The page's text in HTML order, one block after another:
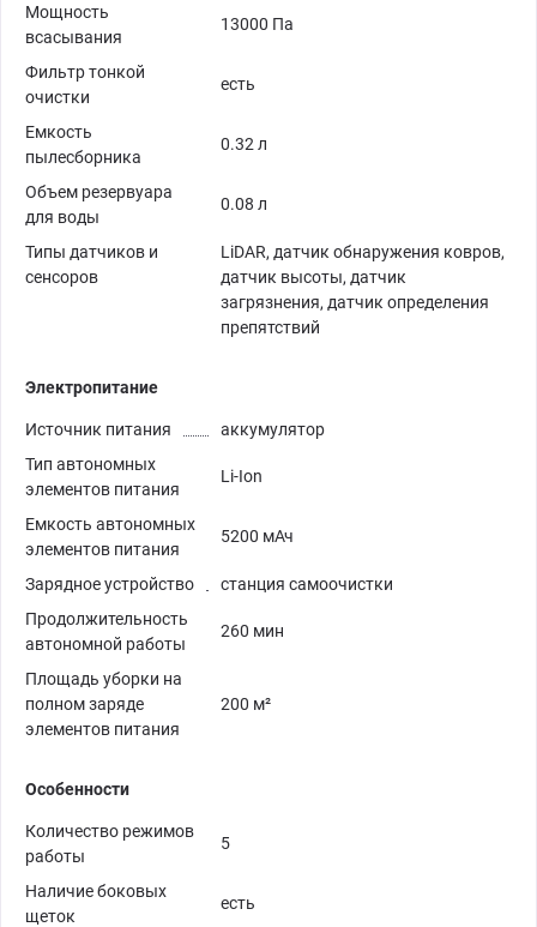
Мощность
всасывания
13000 Па
Фильтр тонкой
очистки
есть
Емкость
пылесборника
0.32 л
Объем резервуара
для воды
0.08 л
Типы датчиков и
сенсоров
LiDAR, датчик обнаружения ковров,
датчик высоты, датчик
загрязнения, датчик определения
препятствий
Электропитание
Источник питания
аккумулятор
Тип автономных
элементов питания
Li-Ion
Емкость автономных
элементов питания
5200 мАч
Зарядное устройство
станция самоочистки
Продолжительность
автономной работы
260 мин
Площадь уборки на
полном заряде
элементов питания
200 м²
Особенности
Количество режимов
работы
5
Наличие боковых
щеток
есть